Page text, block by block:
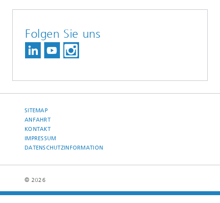
Folgen Sie uns
SITEMAP
ANFAHRT
KONTAKT
IMPRESSUM
DATENSCHUTZINFORMATION
© 2026